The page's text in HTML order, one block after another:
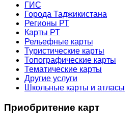
ГИС
Города Таджикистана
Регионы РТ
Карты РТ
Рельефные карты
Туристические карты
Топографические карты
Тематические карты
Другие услуги
Школьные карты и атласы
Приобритение карт